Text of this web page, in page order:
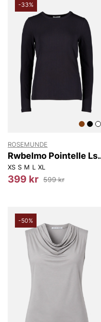
-33%
ROSEMUNDE
Rwbelmo Pointelle Ls
T-shirt
XS S M L XL
399 kr 599 kr
-50%